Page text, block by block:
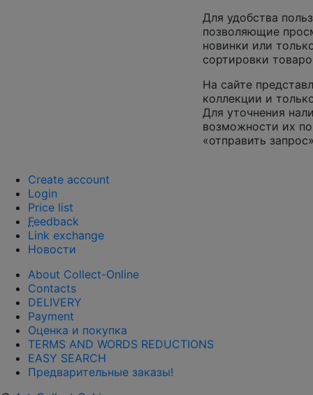
Для удобства
позволяющие
новинки или
сортировки
На сайте
коллекции и
Для уточнения
возможности их
«отправить
Create account
Login
Price list
Feedback
Link exchange
Новости
About Collect-Online
Contacts
DELIVERY
Payment
Оценка и покупка
TERMS AND WORDS REDUCTIONS
EASY SEARCH
Предварительные заказы!